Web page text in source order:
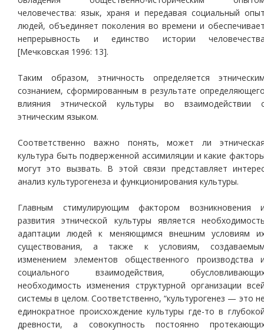
человечества: язык, храня и передавая социальный
людей, объединяет поколения во времени и
непрерывность и единство истории
[Мечковская 1996: 13].
Таким образом, этничность определяется
сознанием, сформированным в результате
влияния этнической культуры во взаимодействии
этническим языком.
Соответственно важно понять, может ли
культура быть подверженной ассимиляции и какие
могут это вызвать. В этой связи представляет
анализ культурогенеза и функционирования культуры.
Главным стимулирующим фактором возникновения
развития этнической культуры является
адаптации людей к меняющимся внешним условиям
существования, а также к условиям,
изменением элементов общественного производства
социального взаимодействия,
необходимость изменения структурной организации
системы в целом. Соответственно, “культурогенез — это
единократное происхождение культуры где-то в
древности, а совокупность постоянно